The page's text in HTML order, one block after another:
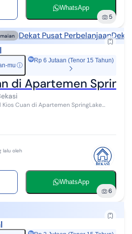
WhatsApp
5
Dekat Pusat Perbelanjaan
mu ⓘ
Rp 6 Jutaan (Tenor 15 Tahun)
di Apartemen
Kios Cuan di Apartemen SpringLake
lalu oleh
WhatsApp
6